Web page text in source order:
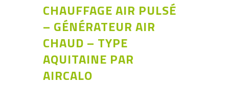
CHAUFFAGE AIR PULSÉ
– GÉNÉRATEUR AIR
CHAUD – TYPE
AQUITAINE PAR
AIRCALO